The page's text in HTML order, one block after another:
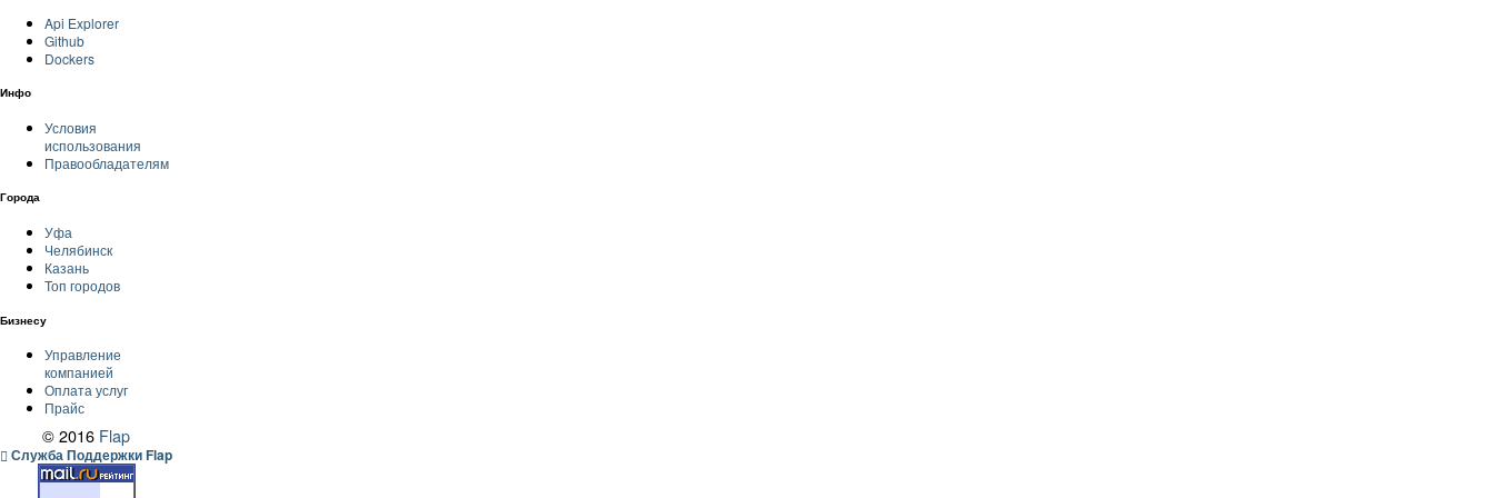
Api Explorer
Github
Dockers
Инфо
Условия
использования
Правообладателям
Города
Уфа
Челябинск
Казань
Топ городов
Бизнесу
Управление
компанией
Оплата услуг
Прайс
© 2016 Flap
Служба Поддержки Flap